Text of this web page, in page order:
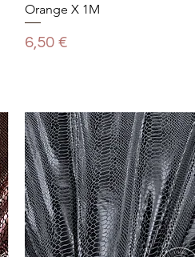
Orange X 1M
Prix
6,50 €